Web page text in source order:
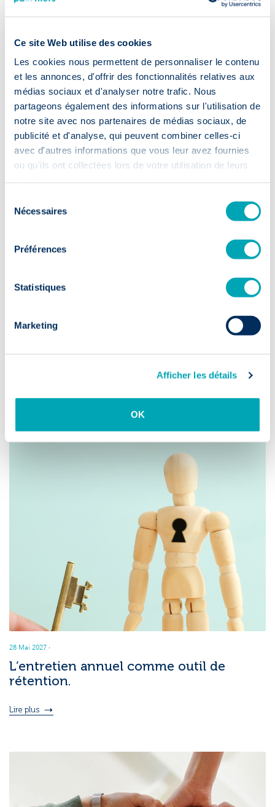
Ce site Web utilise des cookies
Les cookies nous permettent de personnaliser le contenu
et les annonces, d'offrir des fonctionnalités relatives aux
médias sociaux et d'analyser notre trafic. Nous
partageons également des informations sur l'utilisation de
notre site avec nos partenaires de médias sociaux, de
publicité et d'analyse, qui peuvent combiner celles-ci
avec d'autres informations que vous leur avez fournies
ou qu'ils ont collectées lors de votre utilisation de leurs
Nécessaires
Préférences
Statistiques
Marketing
Afficher les détails
OK
prisés par les recruteurs pour approfondir un profil ou pour
trouver des candidats. Afin derester cohérent, votre profil
être enadéquation avec votre candidature
Professional Headline (Titre) en ligne avec le titre de votre CV,
détaillez vos expériences et demandez des recommandations.
Investir du temps pour rendre votre CV plus attractif ne
pourra qu’augmenter le taux de réponse des recruteurs.
Pensez également à le faire évoluer en fonction des retours
des recruteurs.
Votre CV est-il prêt ?
Pour vous tenir au courant de l’actualité RH, de nos offres
d’emploi et autres sujets liés aux secteurs des sciences de la vie
Actualité & conseils
28 Mai 2027 ·
L’entretien annuel comme outil de
rétention.
Lire plus